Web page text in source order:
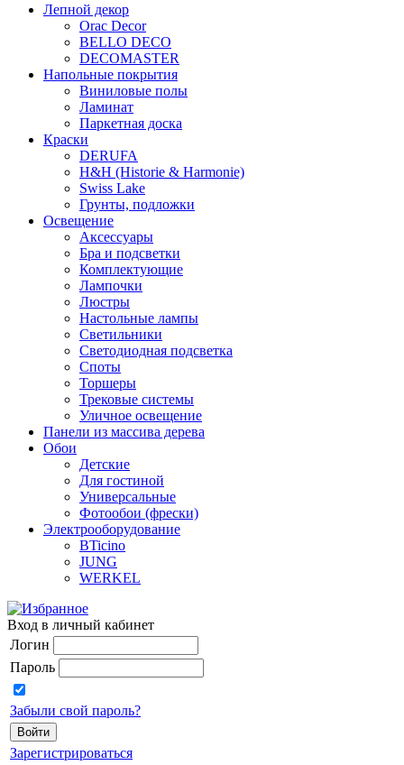
Лепной декор
Orac Decor
BELLO DECO
DECOMASTER
Напольные покрытия
Виниловые полы
Ламинат
Паркетная доска
Краски
DERUFA
H&H (Historie & Harmonie)
Swiss Lake
Грунты, подложки
Освещение
Аксессуары
Бра и подсветки
Комплектующие
Лампочки
Люстры
Настольные лампы
Светильники
Светодиодная подсветка
Споты
Торшеры
Трековые системы
Уличное освещение
Панели из массива дерева
Обои
Детские
Для гостиной
Универсальные
Фотообои (фрески)
Электрооборудование
BTicino
JUNG
WERKEL
Вход в личный кабинет
Логин
Пароль
Забыли свой пароль?
Зарегистрироваться